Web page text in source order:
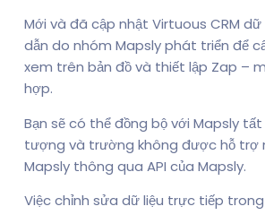
Mới và đã cập nhật Virtuous CRM
dẫn do nhóm Mapsly phát triển để
xem trên bản đồ và thiết lập Zap –
hợp.
Bạn sẽ có thể đồng bộ với Mapsly
tượng và trường không được hỗ trợ
Mapsly thông qua API của Mapsly.
Việc chỉnh sửa dữ liệu trực tiếp